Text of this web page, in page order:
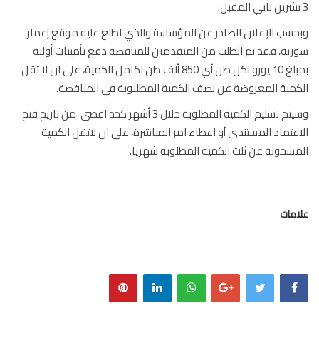
الإعلان الصادر عن المؤسسة والذي اطلع عليه موقع إعمار
فقد تم الطلب من المتقدمين للمناقصة دفع تأمينات أولبة
بمبلغ 10 يورو لكل طن أي 850 ألف طن لكامل الكمية، على ان لا تقل
المعروضة عن نصف الكمية المطللوبة في المناقصة.
وسيتم تسليم الكمية المطلوبة خلال 3 أشهر كحد اقصى من تاريخ فتح
المستندي أو اعطاء امر المباشرة، على ان لاتقل الكمية
عن ثلث الكمية المطلوبة شهريا.